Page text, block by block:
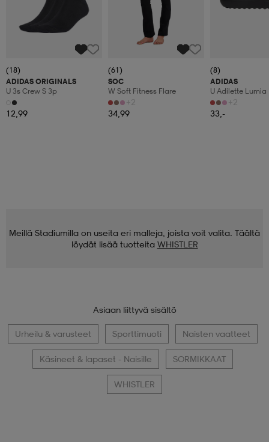
(18)
ADIDAS ORIGINALS
U 3s Crew S 3p
12,99
(61)
SOC
W Soft Fitness Flare
+2
34,99
(8)
ADIDAS
U Adilette Lumia
+2
33,-
Meillä Stadiumilla on useita eri malleja, joista voit valita. Täältä
löydät lisää tuotteita WHISTLER
Asiaan liittyvä sisältö
Urheilu & varusteet Sporttimuoti Naisten vaatteet
Käsineet & lapaset - Naisille SORMIKKAAT
WHISTLER